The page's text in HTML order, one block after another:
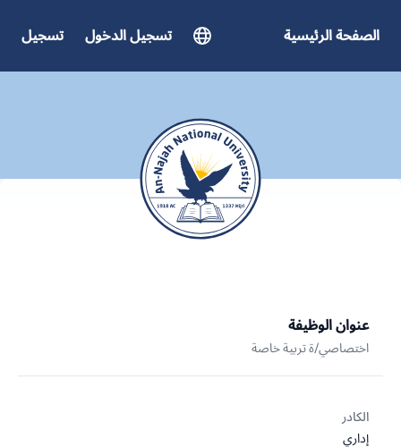
الصفحة الرئيسية تسجيل الدخول تسجيل
عنوان الوظيفة
اختصاصي/ة تربية خاصة
الكادر
إداري